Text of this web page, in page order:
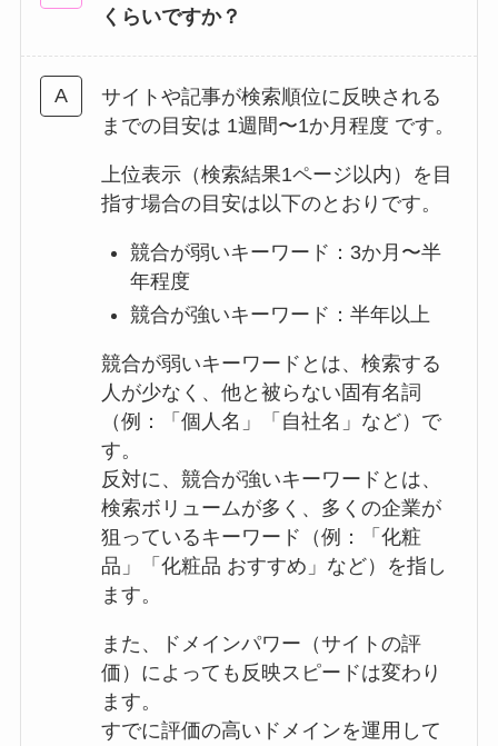
くらいですか？
サイトや記事が検索順位に反映される
までの目安は 1週間〜1か月程度 です。
上位表示（検索結果1ページ以内）を目
指す場合の目安は以下のとおりです。
競合が弱いキーワード：3か月〜半
年程度
競合が強いキーワード：半年以上
競合が弱いキーワードとは、検索する
人が少なく、他と被らない固有名詞
（例：「個人名」「自社名」など）で
す。
反対に、競合が強いキーワードとは、
検索ボリュームが多く、多くの企業が
狙っているキーワード（例：「化粧
品」「化粧品 おすすめ」など）を指し
ます。
また、ドメインパワー（サイトの評
価）によっても反映スピードは変わり
ます。
すでに評価の高いドメインを運用して